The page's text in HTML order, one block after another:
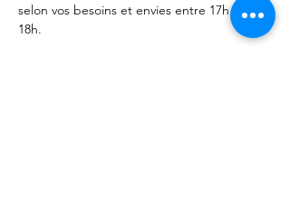
selon vos besoins et envies entre 17h et
18h.